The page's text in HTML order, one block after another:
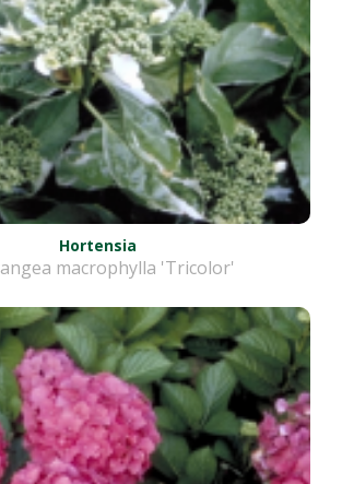
Hortensia
macrophylla 'Tricolor'